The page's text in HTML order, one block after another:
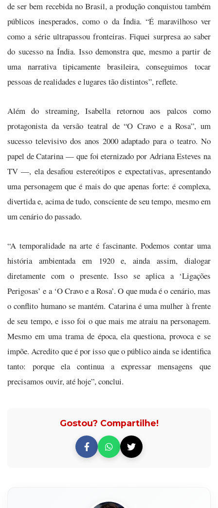
de ser bem recebida no Brasil, a produção conquistou também
públicos inesperados, como o da Índia. “É maravilhoso ver
como a série ultrapassou fronteiras. Fiquei surpresa ao saber
do sucesso na Índia. Isso demonstra que, mesmo a partir de
uma narrativa tipicamente brasileira, conseguimos tocar
pessoas de realidades e lugares tão distintos”, reflete.
Além do streaming, Isabella retornou aos palcos como
protagonista da versão teatral de “O Cravo e a Rosa”, um
sucesso televisivo dos anos 2000 adaptado para o teatro. No
papel de Catarina — que foi eternizado por Adriana Esteves na
TV —, ela desafiou estereótipos e expectativas, apresentando
uma personagem que é mais do que apenas forte: é complexa,
divertida e, acima de tudo, consciente de seu tempo, mesmo em
um cenário do passado.
“A temporalidade na arte é fascinante. Podemos contar uma
história ambientada em 1920 e, ainda assim, dialogar
diretamente com o presente. Isso se aplica a ‘Ligações
Perigosas’ e a ‘O Cravo e a Rosa’. O que muda é o cenário, mas
o conflito humano se mantém. Catarina é uma mulher à frente
de seu tempo, e isso foi o que mais me atraiu na personagem.
Mesmo em uma trama de época, ela questiona, provoca e se
impõe. Acredito que é por isso que o público ainda se identifica
tanto: porque ela continua a expressar mensagens que
precisamos ouvir, até hoje”, conclui.
Gostou? Compartilhe!